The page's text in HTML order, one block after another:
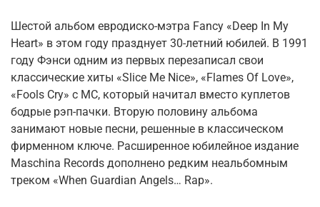
Шестой альбом евродиско-мэтра Fancy «Deep In My
Heart» в этом году празднует 30-летний юбилей. В 1991
году Фэнси одним из первых перезаписал свои
классические хиты «Slice Me Nice», «Flames Of Love»,
«Fools Cry» с МС, который начитал вместо куплетов
бодрые рэп-пачки. Вторую половину альбома
занимают новые песни, решенные в классическом
фирменном ключе. Расширенное юбилейное издание
Maschina Records дополнено редким неальбомным
треком «When Guardian Angels… Rap».